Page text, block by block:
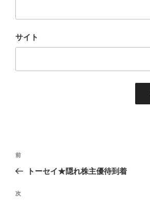
サイト
投
ビ
前
の
稿
前
トーセイ★隠れ株主優待到着
次
次